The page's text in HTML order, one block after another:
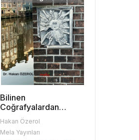
Bilinen
Coğrafyalardan
Bilinmeyen Hikâyeler:
Öğrendiklerim
Hakan Özerol
Mela Yayınları